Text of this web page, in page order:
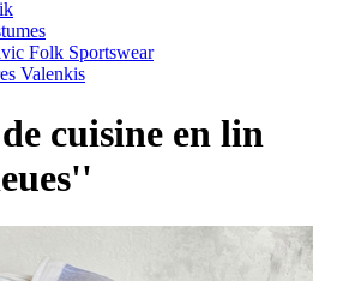
Folk Sportswear
Valenkis
cuisine en lin